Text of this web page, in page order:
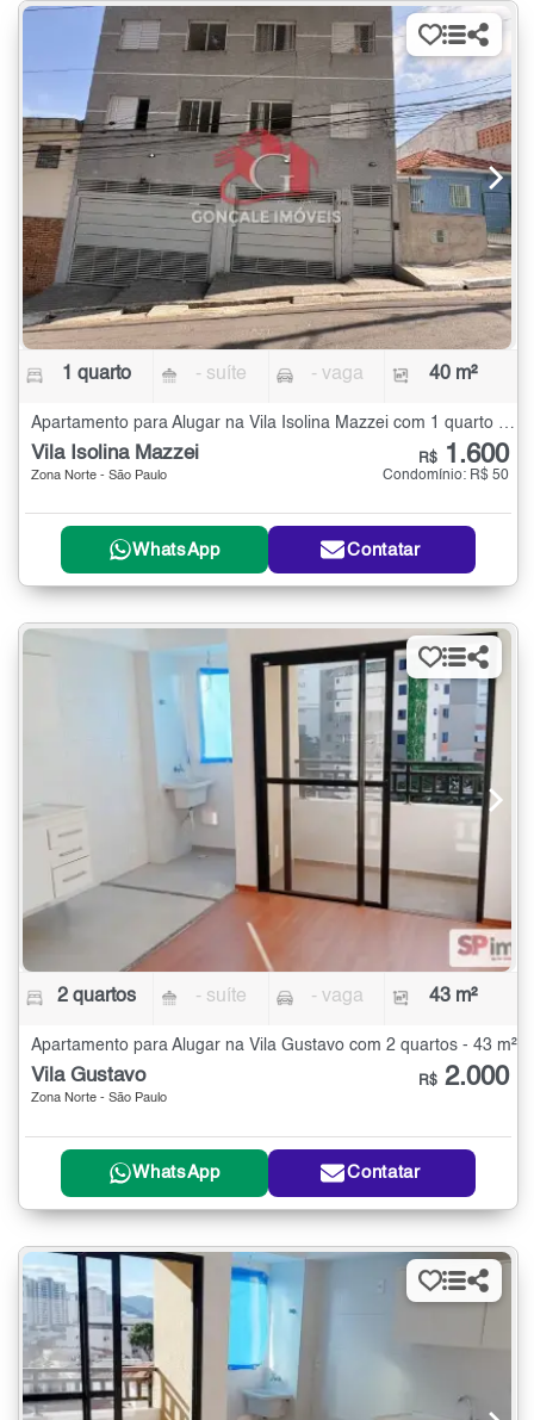
1 quarto - suíte - vaga 40 m²
Apartamento para Alugar na Vila Isolina Mazzei com 1 quarto - 40 m²
Vila Isolina Mazzei
Zona Norte - São Paulo
R$ 1.600
Condomínio: R$ 50
WhatsApp Contatar
2 quartos - suíte - vaga 43 m²
Apartamento para Alugar na Vila Gustavo com 2 quartos - 43 m²
Vila Gustavo
Zona Norte - São Paulo
R$ 2.000
WhatsApp Contatar